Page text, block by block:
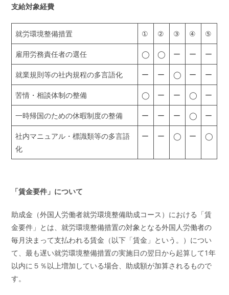
支給対象経費
就労環境整備措置 ① ② ③ ④ ⑤
雇用労務責任者の選任 ◯ ◯ ー ー ー
就業規則等の社内規程の多言語化 ー ー ◯ ー ー
苦情・相談体制の整備 ◯ ー ー ◯ ー
一時帰国のための休暇制度の整備 ー ー ー ◯ ー
社内マニュアル・標識類等の多言語
化
ー ー ◯ ー ◯
「賃金要件」について
助成金（外国人労働者就労環境整備助成コース）における「賃
金要件」とは、就労環境整備措置の対象となる外国人労働者の
毎月決まって支払われる賃金（以下「賃金」という。）につい
て、最も遅い就労環境整備措置の実施日の翌日から起算して1年
以内に５％以上増加している場合、助成額が加算されるもので
す。